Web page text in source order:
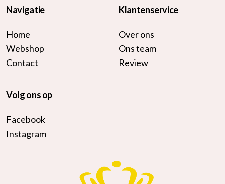
Navigatie
Home
Webshop
Contact
Klantenservice
Over ons
Ons team
Review
Volg ons op
Facebook
Instagram